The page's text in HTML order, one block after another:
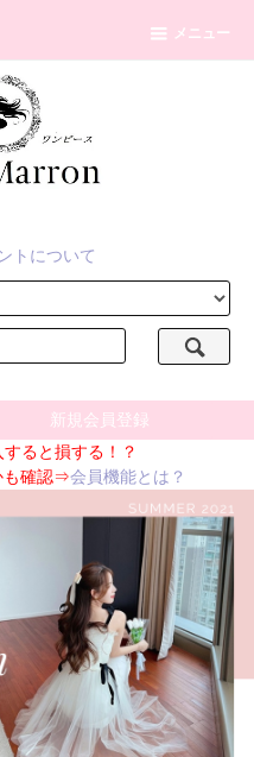
メニュー
トについて
新規会員登録
ると損する！？
も確認⇒会員機能とは？